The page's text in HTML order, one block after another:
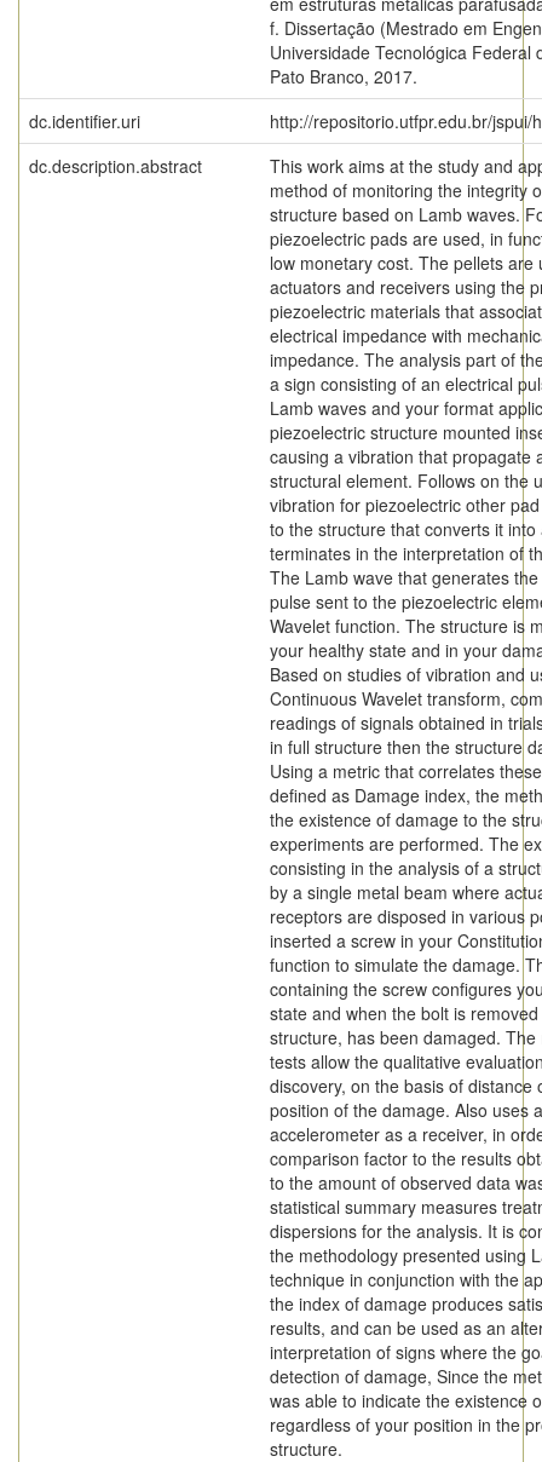
f. Dissertação (Mestrado em
Universidade Tecnológica Federal
Pato Branco, 2017.
dc.identifier.uri
http://repositorio.utfpr.edu.br/jspui/
dc.description.abstract
This work aims at the study and
method of monitoring the integrity
structure based on Lamb waves.
piezoelectric pads are used, in
low monetary cost. The pellets are
actuators and receivers using the
piezoelectric materials that
electrical impedance with
impedance. The analysis part of
a sign consisting of an electrical
Lamb waves and your format
piezoelectric structure mounted
causing a vibration that propagate
structural element. Follows on the
vibration for piezoelectric other
to the structure that converts it into
terminates in the interpretation of
The Lamb wave that generates
pulse sent to the piezoelectric
Wavelet function. The structure is
your healthy state and in your
Based on studies of vibration and
Continuous Wavelet transform,
readings of signals obtained in
in full structure then the structure
Using a metric that correlates
defined as Damage index, the
the existence of damage to the
experiments are performed. The
consisting in the analysis of a
by a single metal beam where
receptors are disposed in various
inserted a screw in your
function to simulate the damage.
containing the screw configures
state and when the bolt is
structure, has been damaged. The
tests allow the qualitative
discovery, on the basis of distance
position of the damage. Also uses
accelerometer as a receiver, in
comparison factor to the results
to the amount of observed data
statistical summary measures
dispersions for the analysis. It is
the methodology presented using
technique in conjunction with the
the index of damage produces
results, and can be used as an
interpretation of signs where the
detection of damage, Since the
was able to indicate the existence
regardless of your position in the
structure.